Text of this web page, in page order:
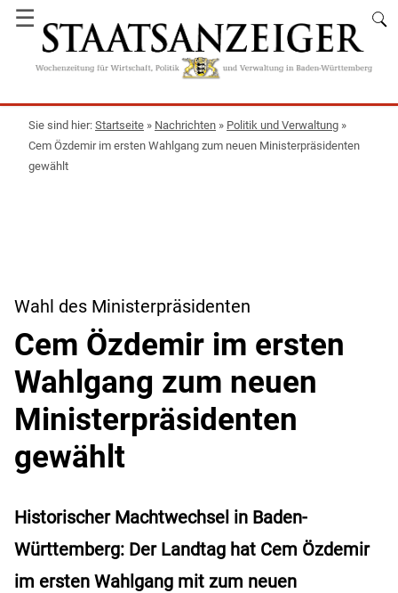
☰
Startseite » Nachrichten » Politik und Verwaltung »
Cem Özdemir im ersten Wahlgang zum neuen Ministerpräsidenten
gewählt
Wahl des Ministerpräsidenten
Cem Özdemir im ersten
Wahlgang zum neuen
Ministerpräsidenten
gewählt
Historischer Machtwechsel in Baden-
Württemberg: Der Landtag hat Cem Özdemir
im ersten Wahlgang mit zum neuen